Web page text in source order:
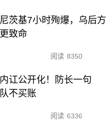
茨基7小时殉爆，乌后方
致命
阅读 8350
讧公开化！防长一句
不买账
阅读 6336